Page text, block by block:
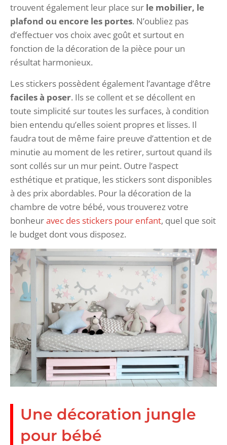
trouvent également leur place sur le mobilier, le
plafond ou encore les portes. N’oubliez pas
d’effectuer vos choix avec goût et surtout en
fonction de la décoration de la pièce pour un
résultat harmonieux.
Les stickers possèdent également l’avantage d’être
faciles à poser. Ils se collent et se décollent en
toute simplicité sur toutes les surfaces, à condition
bien entendu qu’elles soient propres et lisses. Il
faudra tout de même faire preuve d’attention et de
minutie au moment de les retirer, surtout quand ils
sont collés sur un mur peint. Outre l’aspect
esthétique et pratique, les stickers sont disponibles
à des prix abordables. Pour la décoration de la
chambre de votre bébé, vous trouverez votre
bonheuravec des stickers pour enfant, quel que soit
le budget dont vous disposez.
Une décoration jungle
pour bébé